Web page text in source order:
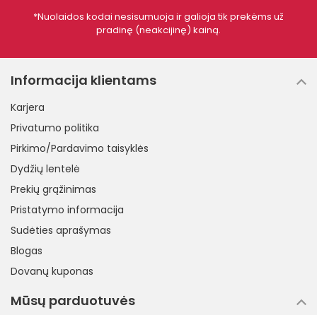
*Nuolaidos kodai nesisumuoja ir galioja tik prekėms už
pradinę (neakcijinę) kainą.
Informacija klientams
Karjera
Privatumo politika
Pirkimo/Pardavimo taisyklės
Dydžių lentelė
Prekių grąžinimas
Pristatymo informacija
Sudėties aprašymas
Blogas
Dovanų kuponas
Mūsų parduotuvės